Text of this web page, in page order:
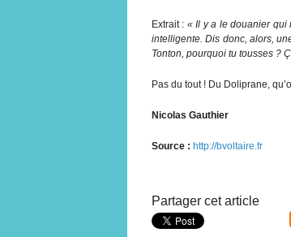
Extrait : « Il y a le douanier qui
intelligente. Dis donc, alors,
Tonton, pourquoi tu tousses ?
Pas du tout ! Du Doliprane,
Nicolas Gauthier
Source : http://bvoltaire.fr
Partager cet article